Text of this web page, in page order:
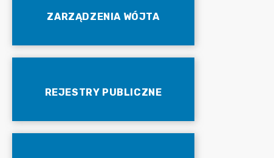
ZARZĄDZENIA WÓJTA
REJESTRY PUBLICZNE